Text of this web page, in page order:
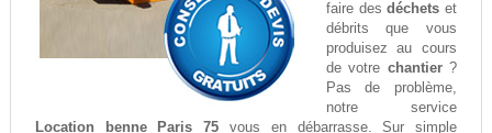
faire desdéchets et
débrits que vous
produisez au cours
de votre chantier?
Pas de problème,
notre service
Location benne Paris 75 vous en débarrasse. Sur simple